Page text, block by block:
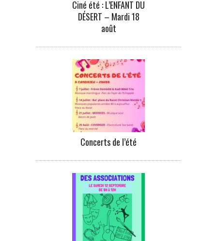
Ciné été : L’ENFANT DU
DÉSERT – Mardi 18
août
Concerts de l’été